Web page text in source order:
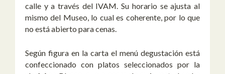
calle y a través del IVAM. Su horario se ajusta al
mismo del Museo, lo cual es coherente, por lo que
no está abierto para cenas.
Según figura en la carta el menú degustación está
confeccionado con platos seleccionados por la